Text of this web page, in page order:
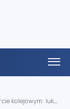
nowoczesne pociągi na belgijskie tory